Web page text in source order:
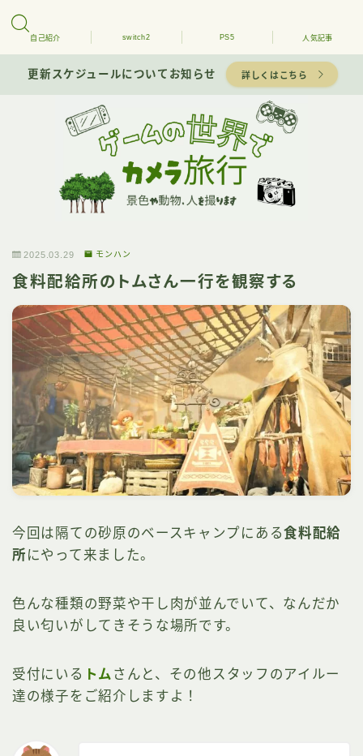
自己紹介 switch2 PS5 人気記事
更新スケジュールについてお知らせ 詳しくはこちら
2025.03.29 モンハン
食料配給所のトムさん一行を観察する
今回は隔ての砂原のベースキャンプにある食料配給
所 にやって来ました。
色んな種類の野菜や干し肉が並んでいて、なんだか
良い匂いがしてきそうな場所です。
受付にいる トム さんと、その他スタッフのアイルー
達の様子をご紹介しますよ！